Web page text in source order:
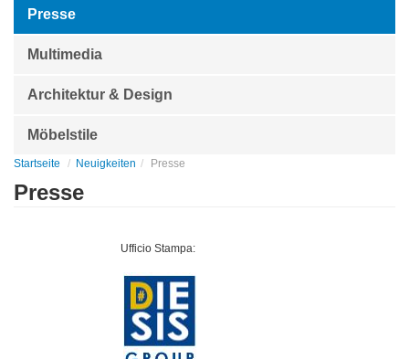
Presse
Multimedia
Architektur & Design
Möbelstile
Startseite Neuigkeiten Presse
Presse
Ufficio Stampa: